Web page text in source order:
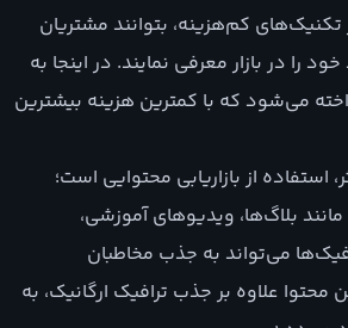
تکنیک‌های کم‌هزینه، بتوانند مشتریان
را در بازار معرفی نمایند. در اینجا به
می‌شود که با کمترین هزینه بیشترین
از بازاریابی محتوایی است؛
بلاگ‌ها، ویدیوهای آموزشی،
می‌تواند به جذب مخاطبان
علاوه بر جذب ترافیک ارگانیک، به